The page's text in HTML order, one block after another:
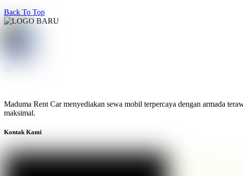
Back To Top
Maduma Rent Car menyediakan sewa mobil terpercaya dengan armada
maksimal.
Kontak Kami